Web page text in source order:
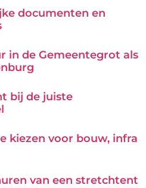
documenten en
in de Gemeentegrot als
bij de juiste
kiezen voor bouw, infra
van een stretchtent